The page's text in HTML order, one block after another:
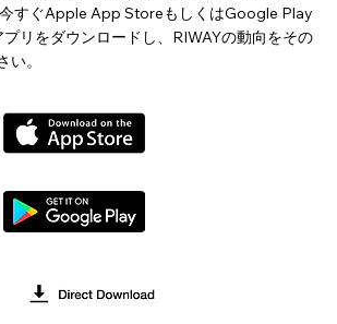
すぐApple App StoreもしくはGoogle Play
リをダウンロードし、RIWAYの動向をその
。